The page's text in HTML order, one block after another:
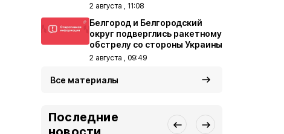
2 августа , 11:08
Белгород и Белгородский
округ подверглись ракетному
обстрелу со стороны Украины
2 августа , 09:49
Все материалы
Последние